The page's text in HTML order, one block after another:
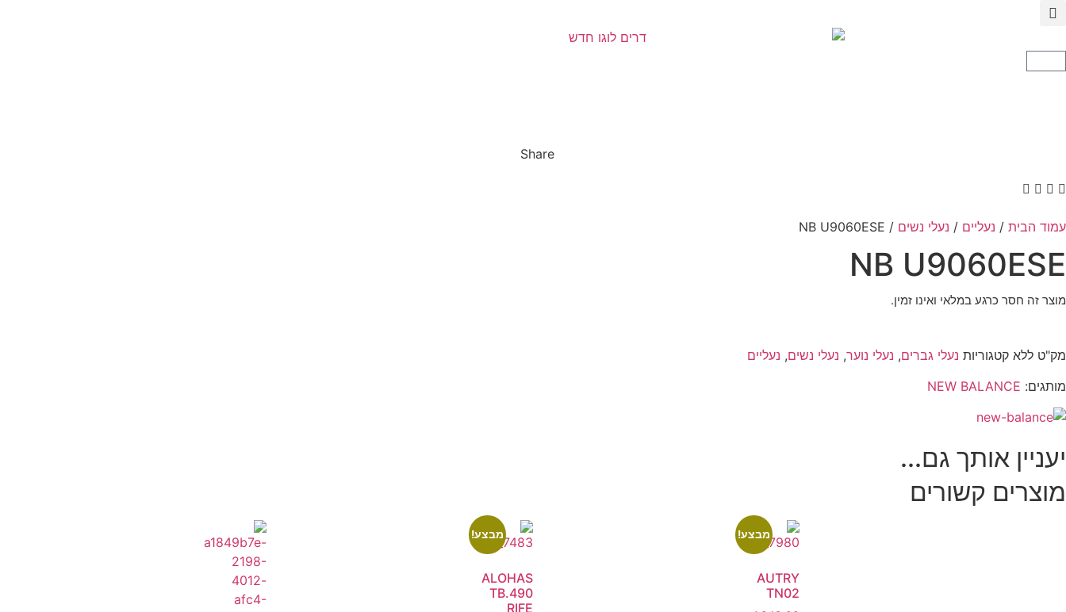
Share
עמוד הבית / נעליים / נעלי נשים / NB U9060ESE
NB U9060ESE
מוצר זה חסר כרגע במלאי ואינו זמין.
מק"ט ללא קטגוריות נעלי גברים, נעלי נוער, נעלי נשים, נעליים
מותגים: NEW BALANCE
יעניין אותך גם...
מוצרים קשורים
מבצע!
AUTRY
TN02
מבצע!
ALOHAS
TB.490
RIFE